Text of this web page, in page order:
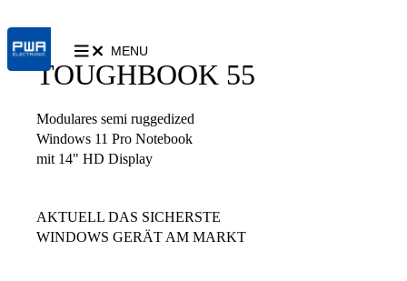
MENU
TOUGHBOOK 55
Modulares semi ruggedized
Windows 11 Pro Notebook
mit 14" HD Display
AKTUELL DAS SICHERSTE
WINDOWS GERÄT AM MARKT